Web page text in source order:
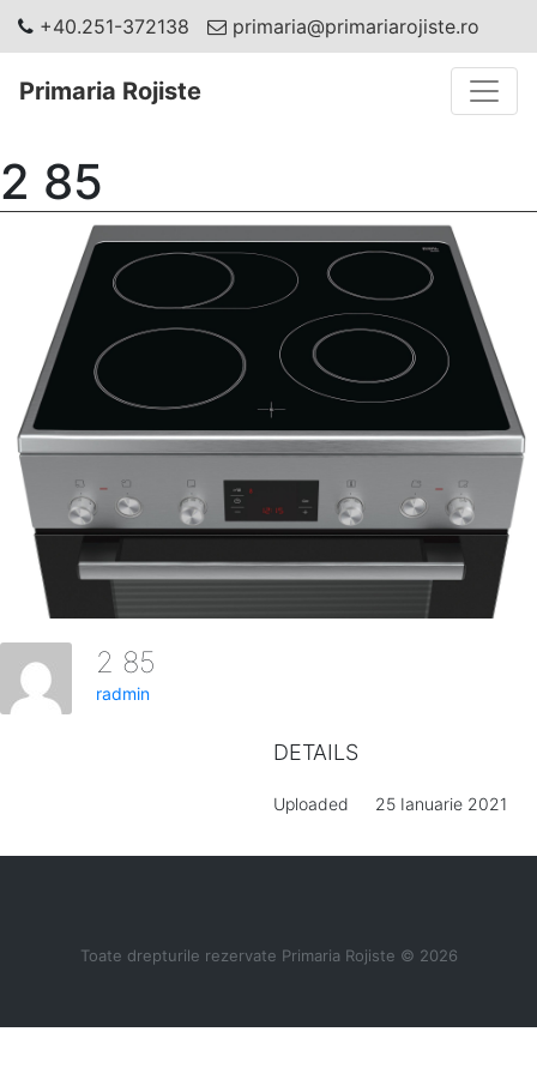
+40.251-372138 primaria@primariarojiste.ro
Primaria Rojiste
2 85
2 85
radmin
DETAILS
Uploaded 25 Ianuarie 2021
Toate drepturile rezervate Primaria Rojiste © 2026